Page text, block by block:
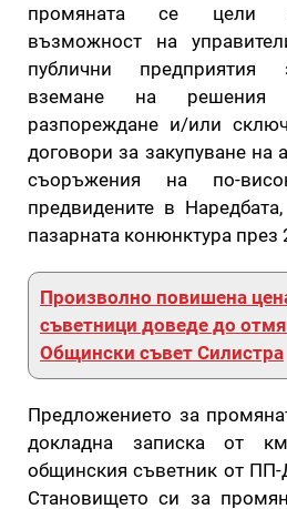
промяната се цели
възможност на
публични предприятия
вземане на решения
разпореждане и/или
договори за закупуване на
съоръжения на по-
предвидените в
пазарната конюнктура през
Произволно повишена
съветници доведе до
Общински съвет Силистра
Предложението за
докладна записка от
общинския съветник от
Становището си за